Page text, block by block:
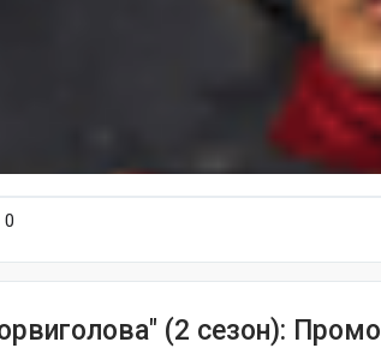
0
(2 сезон):